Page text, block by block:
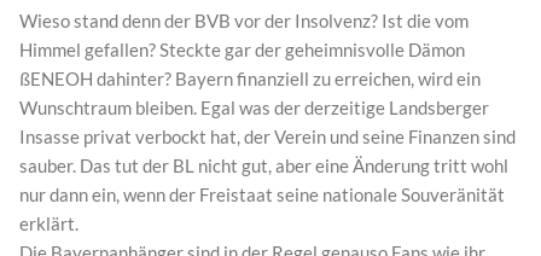
Wieso stand denn der BVB vor der Insolvenz? Ist die vom
Himmel gefallen? Steckte gar der geheimnisvolle Dämon
ßENEOH dahinter? Bayern finanziell zu erreichen, wird ein
Wunschtraum bleiben. Egal was der derzeitige Landsberger
Insasse privat verbockt hat, der Verein und seine Finanzen sind
sauber. Das tut der BL nicht gut, aber eine Änderung tritt wohl
nur dann ein, wenn der Freistaat seine nationale Souveränität
erklärt.